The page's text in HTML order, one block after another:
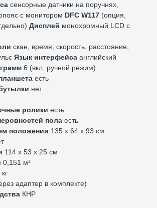
сенсорные датчики на поручнях,
с монитором DFC W117 (опция,
Дисплей монохромный LCD с
скан, время, скорость, расстояние,
Язык интерфейса английский
6 (вкл. ручной режим)
есть
нет
ролики есть
пола есть
положении 135 х 64 х 93 см
114 х 53 х 25 см
0,151 м³
адаптер в комплекте)
КНР